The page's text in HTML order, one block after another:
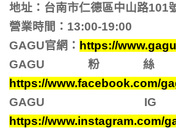
地址：台南市仁德區中山路101
營業時間：13:00-19:00
GAGU官網： https://
GAGU粉
https://www.facebook.com/
GAGU
https://www.instagram.com/